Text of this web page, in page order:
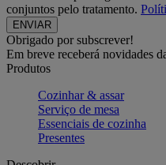
conjuntos pelo tratamento.
Obrigado por subscrever!
Em breve receberá novidades
Produtos
Cozinhar & assar
Serviço de mesa
Essenciais de cozinha
Presentes